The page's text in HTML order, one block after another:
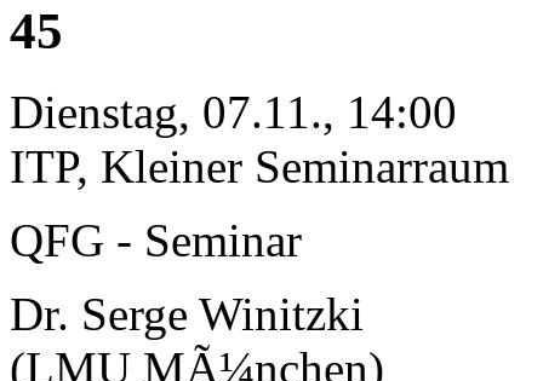
45
Dienstag, 07.11., 14:00
ITP, Kleiner Seminarraum
QFG - Seminar
Dr. Serge Winitzki
(LMU MÃ¼nchen)